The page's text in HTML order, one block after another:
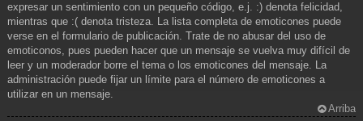
expresar un sentimiento con un pequeño código, e.j. :) denota felicidad,
mientras que :( denota tristeza. La lista completa de emoticones puede
verse en el formulario de publicación. Trate de no abusar del uso de
emoticonos, pues pueden hacer que un mensaje se vuelva muy difícil de
leer y un moderador borre el tema o los emoticones del mensaje. La
administración puede fijar un límite para el número de emoticones a
utilizar en un mensaje.
Arriba